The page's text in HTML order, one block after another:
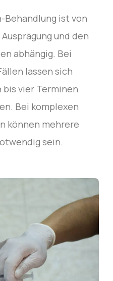
Behandlung ist von
und den
abhängig. Bei
lassen sich
vier Terminen
Bei komplexen
können mehrere
sein.